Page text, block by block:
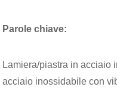
Parole chiave:
Lamiera/piastra in acciaio
acciaio inossidabile con